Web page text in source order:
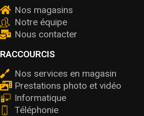
Nos magasins
Notre équipe
Nous contacter
RACCOURCIS
Nos services en magasin
Prestations photo et vidéo
Informatique
Téléphonie